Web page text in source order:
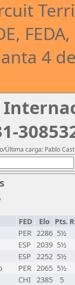
4
Última carga: Pablo
FED Elo Pts.
PER 2286 5½
ESP 2039 5½
ESP 2252 5½
PER 2065 5½
CHI 2385
5